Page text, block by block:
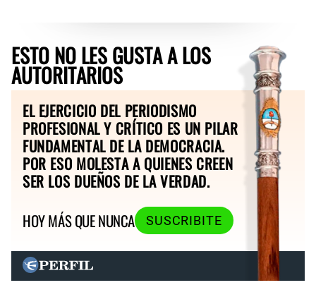
ESTO NO LES GUSTA A LOS
AUTORITARIOS
EL EJERCICIO DEL PERIODISMO
PROFESIONAL Y CRÍTICO ES UN PILAR
FUNDAMENTAL DE LA DEMOCRACIA.
POR ESO MOLESTA A QUIENES CREEN
SER LOS DUEÑOS DE LA VERDAD.
HOY MÁS QUE NUNCA
SUSCRIBITE